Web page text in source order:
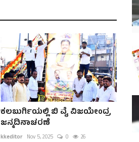
ಕಲಬುರ್ಗಿಯಲ್ಲಿ ಬಿ ವೈ ವಿಜಯೇಂದ್ರ
ಜನ್ಮದಿನಾಚರಣೆ
kkeditor Nov 5, 2025 0 26